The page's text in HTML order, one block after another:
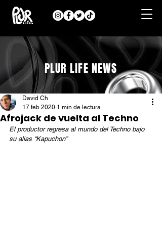
PLUR LIFE NEWS
Afrojack de vuelta al Techno
David Ch
17 feb 2020 1 min de lectura
El productor regresa al mundo del Techno bajo
su alias “Kapuchon”